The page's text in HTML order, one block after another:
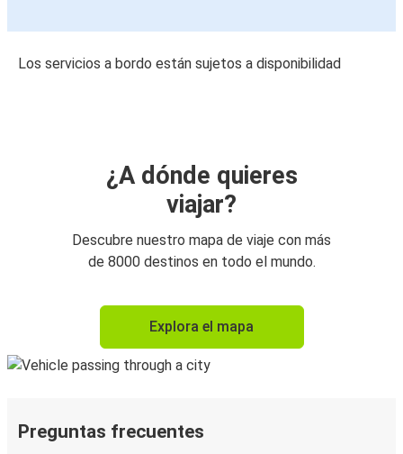
Los servicios a bordo están sujetos a disponibilidad
¿A dónde quieres
viajar?
Descubre nuestro mapa de viaje con más
de 8000 destinos en todo el mundo.
Explora el mapa
Preguntas frecuentes